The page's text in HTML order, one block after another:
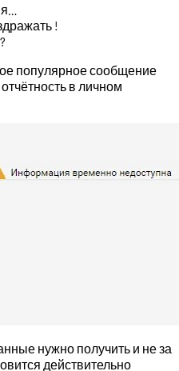
!
популярное сообщение
в личном
нужно получить и не за
действительно